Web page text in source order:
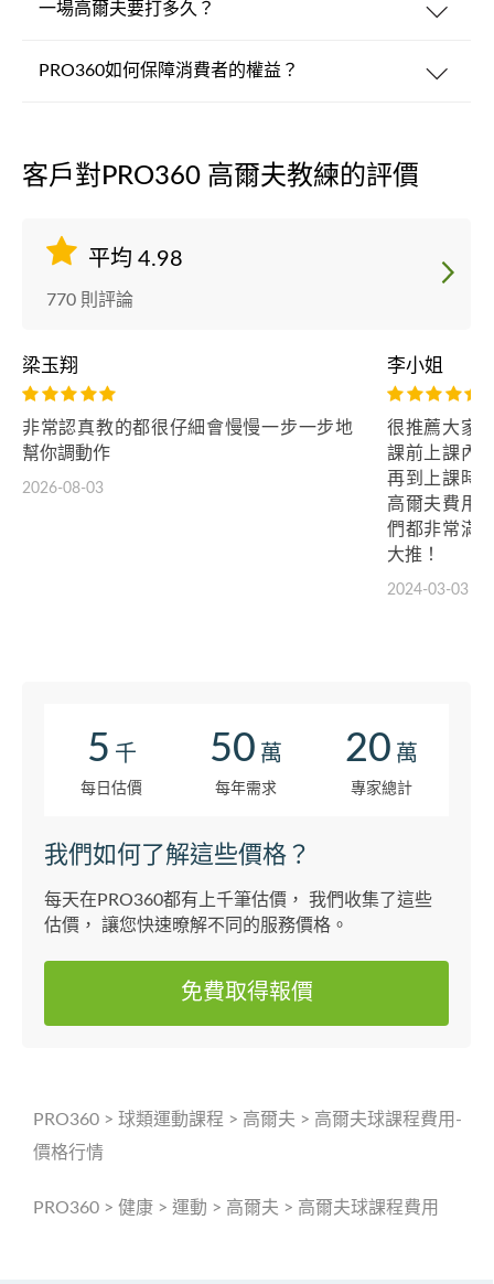
一場高爾夫要打多久？
PRO360如何保障消費者的權益？
客戶對PRO360 高爾夫教練的評價
平均 4.98
770 則評論
梁玉翔
非常認真教的都很仔細會慢慢一步一步地
幫你調動作
2026-08-03
李小姐
很推薦大家
課前上課內
再到上課時
高爾夫費用
們都非常滿
大推！
2024-03-03
5 千
每日估價
50 萬
每年需求
20 萬
專家總計
我們如何了解這些價格？
每天在PRO360都有上千筆估價， 我們收集了這些
估價， 讓您快速暸解不同的服務價格。
免費取得報價
PRO360 > 球類運動課程 > 高爾夫 > 高爾夫球課程費用-
價格行情
PRO360 > 健康 > 運動 > 高爾夫 > 高爾夫球課程費用